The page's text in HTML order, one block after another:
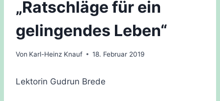
„Ratschläge für ein
gelingendes Leben“
Von Karl-Heinz Knauf 18. Februar 2019
Lektorin Gudrun Brede